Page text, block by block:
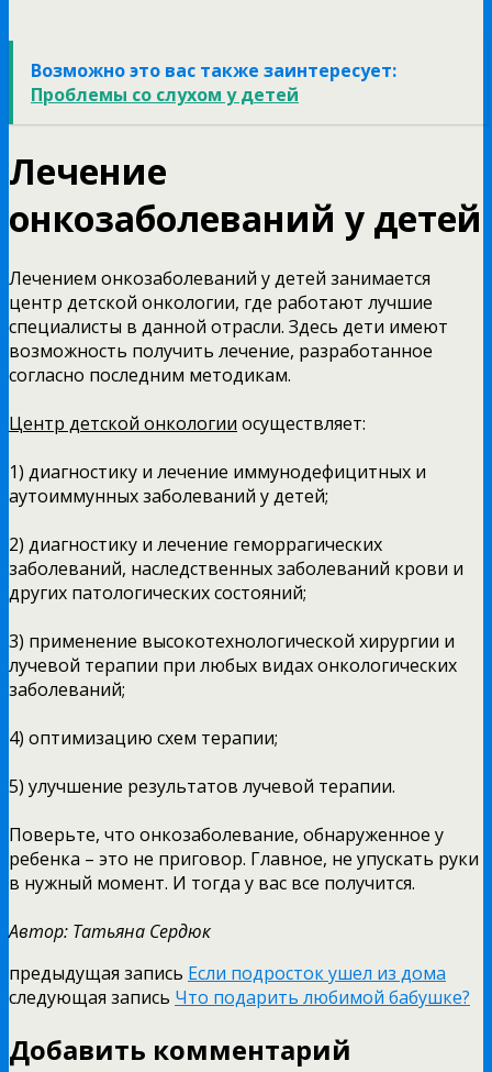
Возможно это вас также заинтересует:
Проблемы со слухом у детей
Лечение
онкозаболеваний у детей
Лечением онкозаболеваний у детей занимается
центр детской онкологии, где работают лучшие
специалисты в данной отрасли. Здесь дети имеют
возможность получить лечение, разработанное
согласно последним методикам.
Центр детской онкологии осуществляет:
1) диагностику и лечение иммунодефицитных и
аутоиммунных заболеваний у детей;
2) диагностику и лечение геморрагических
заболеваний, наследственных заболеваний крови и
других патологических состояний;
3) применение высокотехнологической хирургии и
лучевой терапии при любых видах онкологических
заболеваний;
4) оптимизацию схем терапии;
5) улучшение результатов лучевой терапии.
Поверьте, что онкозаболевание, обнаруженное у
ребенка – это не приговор. Главное, не упускать руки
в нужный момент. И тогда у вас все получится.
Автор: Татьяна Сердюк
предыдущая запись Если подросток ушел из дома
следующая запись Что подарить любимой бабушке?
Добавить комментарий